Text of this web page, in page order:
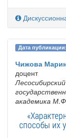
Дата
Чижова
доцент
академика
способы их